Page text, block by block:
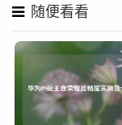
随便看看